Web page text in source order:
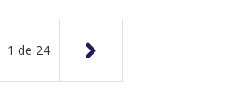
1 de 24